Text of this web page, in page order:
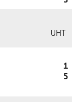
UHT
1
5